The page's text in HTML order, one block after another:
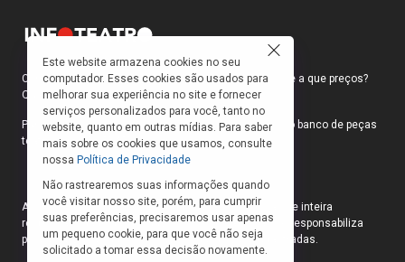
Como faço para ir ao teatro? Onde compro ingressos e a que preços?
Quais peças estão em cartaz?
Para responder a essas e outras perguntas, criamos o banco de peças
teatrais do INFOTEATRO.
As informações das peças cadastradas no site são de inteira
responsabilidade das produções. O Infoteatro não se responsabiliza
pela atualização das informações das peças cadastradas.
Este website armazena cookies no seu
computador. Esses cookies são usados para
melhorar sua experiência no site e fornecer
serviços personalizados para você, tanto no
website, quanto em outras mídias. Para saber
mais sobre os cookies que usamos, consulte
nossa Política de Privacidade
Não rastrearemos suas informações quando
você visitar nosso site, porém, para cumprir
suas preferências, precisaremos usar apenas
um pequeno cookie, para que você não seja
solicitado a tomar essa decisão novamente.